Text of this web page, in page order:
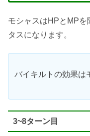
モシャスはHPとMP
タスになります。
バイキルトの効果は
3~8ターン目